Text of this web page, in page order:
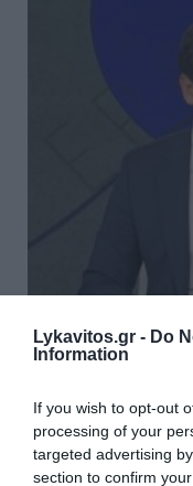
Lykavitos.gr - Do
Information
If you wish to opt-out
processing of your
targeted advertising
section to confirm
Νίκος
στοιχεία
διαθέσιμο